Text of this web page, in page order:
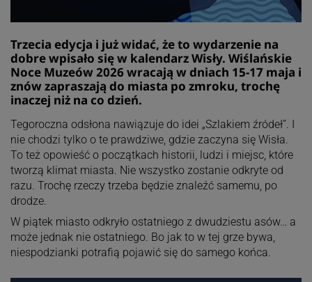
Trzecia edycja i już widać, że to wydarzenie na
dobre wpisało się w kalendarz Wisły. Wiślańskie
Noce Muzeów 2026 wracają w dniach 15-17 maja i
znów zapraszają do miasta po zmroku, trochę
inaczej niż na co dzień.
Tegoroczna odsłona nawiązuje do idei „Szlakiem źródeł”. I
nie chodzi tylko o te prawdziwe, gdzie zaczyna się Wisła.
To też opowieść o początkach historii, ludzi i miejsc, które
tworzą klimat miasta. Nie wszystko zostanie odkryte od
razu. Trochę rzeczy trzeba będzie znaleźć samemu, po
drodze.
W piątek miasto odkryło ostatniego z dwudziestu asów… a
może jednak nie ostatniego. Bo jak to w tej grze bywa,
niespodzianki potrafią pojawić się do samego końca.